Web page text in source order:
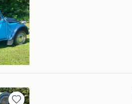
Mijn
Favorieten